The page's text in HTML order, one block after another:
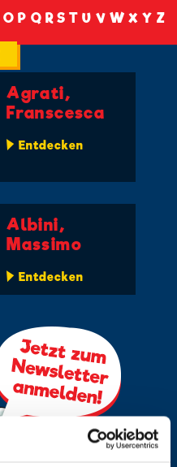
O P Q R S T U V W X Y Z
Agrati,
Franscesca
Entdecken
Albini,
Massimo
Entdecken